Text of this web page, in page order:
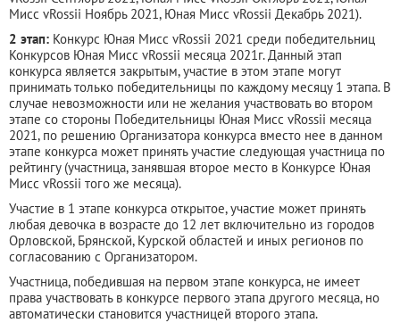
Мисс vRossii Ноябрь 2021, Юная Мисс vRossii Декабрь 2021).
2 этап: Конкурс Юная Мисс vRossii 2021 среди победительниц
Конкурсов Юная Мисс vRossii месяца 2021г. Данный этап
конкурса является закрытым, участие в этом этапе могут
принимать только победительницы по каждому месяцу 1 этапа. В
случае невозможности или не желания участвовать во втором
этапе со стороны Победительницы Юная Мисс vRossii месяца
2021, по решению Организатора конкурса вместо нее в данном
этапе конкурса может принять участие следующая участница по
рейтингу (участница, занявшая второе место в Конкурсе Юная
Мисс vRossii того же месяца).
Участие в 1 этапе конкурса открытое, участие может принять
любая девочка в возрасте до 12 лет включительно из городов
Орловской, Брянской, Курской областей и иных регионов по
согласованию с Организатором.
Участница, победившая на первом этапе конкурса, не имеет
права участвовать в конкурсе первого этапа другого месяца, но
автоматически становится участницей второго этапа.